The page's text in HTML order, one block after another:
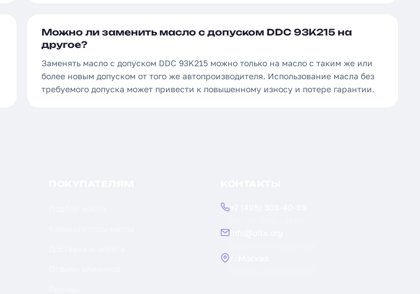
Можно ли заменить масло с допуском DDC 93K215 на
другое?
Заменять масло с допуском DDC 93K215 можно только на масло с таким же или
более новым допуском от того же автопроизводителя. Использование масла без
требуемого допуска может привести к повышенному износу и потере гарантии.